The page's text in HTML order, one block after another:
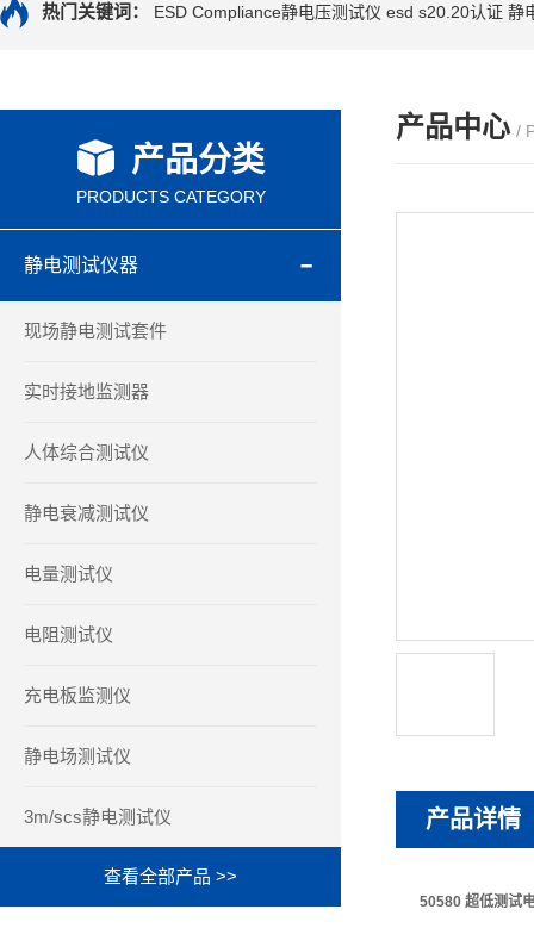
热门关键词： ESD Compliance静电压测试仪 esd s20.20认证 静
产品分类
PRODUCTS CATEGORY
静电测试仪器
现场静电测试套件
实时接地监测器
人体综合测试仪
静电衰减测试仪
电量测试仪
电阻测试仪
充电板监测仪
静电场测试仪
3m/scs静电测试仪
查看全部产品 >>
产品中心 /
产品详情
50580 超低测试